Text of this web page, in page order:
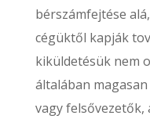
bérszámfejtése
cégüktől kapják
kiküldetésük nem
általában
vagy felsővezetők,